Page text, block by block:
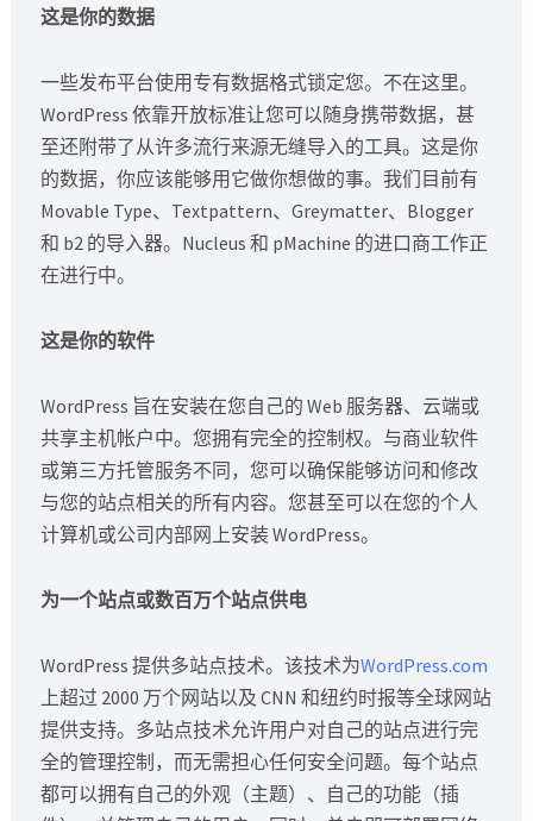
这是你的数据
一些发布平台使用专有数据格式锁定您。不在这里。
WordPress 依靠开放标准让您可以随身携带数据，甚
至还附带了从许多流行来源无缝导入的工具。这是你
的数据，你应该能够用它做你想做的事。我们目前有
Movable Type、Textpattern、Greymatter、Blogger
和 b2 的导入器。Nucleus 和 pMachine 的进口商工作正
在进行中。
这是你的软件
WordPress 旨在安装在您自己的 Web 服务器、云端或
共享主机帐户中。您拥有完全的控制权。与商业软件
或第三方托管服务不同，您可以确保能够访问和修改
与您的站点相关的所有内容。您甚至可以在您的个人
计算机或公司内部网上安装 WordPress。
为一个站点或数百万个站点供电
WordPress 提供多站点技术。该技术为WordPress.com
上超过 2000 万个网站以及 CNN 和纽约时报等全球网站
提供支持。多站点技术允许用户对自己的站点进行完
全的管理控制，而无需担心任何安全问题。每个站点
都可以拥有自己的外观（主题）、自己的功能（插